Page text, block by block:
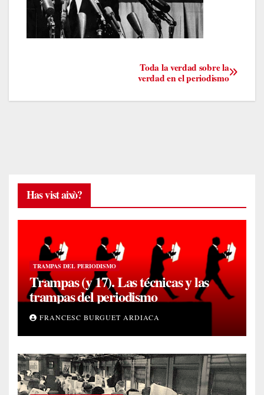
de
Toda la verdad sobre la
verdad en el periodismo
Has vist això?
TRAMPAS DEL PERIODISMO
Trampas (y 17). Las técnicas y las
trampas del periodismo
FRANCESC BURGUET ARDIACA